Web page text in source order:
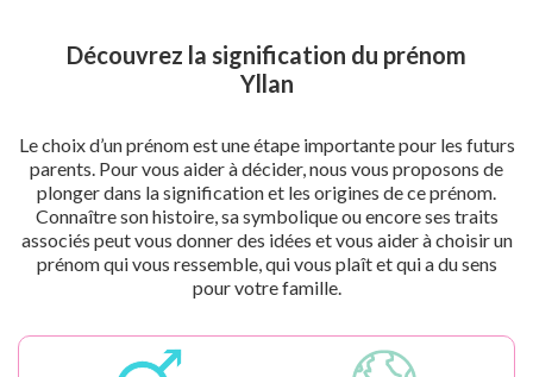
Découvrez la signification du prénom
Yllan
Le choix d’un prénom est une étape importante pour les futurs
parents. Pour vous aider à décider, nous vous proposons de
plonger dans la signification et les origines de ce prénom.
Connaître son histoire, sa symbolique ou encore ses traits
associés peut vous donner des idées et vous aider à choisir un
prénom qui vous ressemble, qui vous plaît et qui a du sens
pour votre famille.